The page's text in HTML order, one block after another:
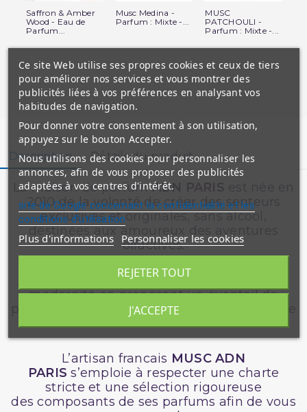
Saffron & Amber
Wood - Eau de
Parfum...
Musc Medina -
Parfum : Mixte -...
MUSC
PATCHOULI -
Parfum : Mixte -...
Description Détails du produit
La maison de parfumADN PARIS
2010 de la volonté de créer des senteurs
exclusives et originales, sans alcool,
destinées aux amoureux des aventures
olfactives.
Les Parfums ADN PARISs’inscrit dans la
modernité en proposant un éventail de
parfums aussi surprenants que variés afin de
satisfaire l’ensemble sa clientèle mondiale.
L’artisan francais MUSC ADN
PARIS s’emploie à respecter une charte
stricte et une sélection rigoureuse
des composants de ses parfums afin de vous
Ce site Web utilise ses propres cookies et ceux de tiers
pour améliorer nos services et vous montrer des
publicités liées à vos préférences en analysant vos
habitudes de navigation.
Pour donner votre consentement à son utilisation,
appuyez sur le bouton Accepter.
Nous utilisons des cookies pour personnaliser les
annonces, afin de vous proposer des publicités
adaptées à vos centres d'intérêt.
site de Google concernant la confidentialité et les
conditions d'utilisation
Plus d'informations Personnaliser les cookies
REJETER TOUT
J'ACCEPTE